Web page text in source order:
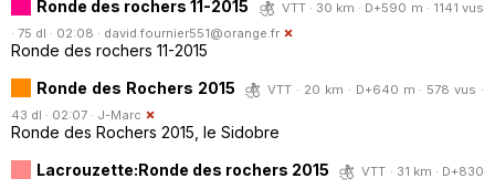
Ronde des rochers 11-2015
VTT · 30 km · D+590 m · 1141 vus
· 75 dl · 02:08 · david.fournier551@orange.fr
Ronde des rochers 11-2015
Ronde des Rochers 2015
VTT · 20 km · D+640 m · 578 vus ·
43 dl · 02:07 · J-Marc
Ronde des Rochers 2015, le Sidobre
Lacrouzette:Ronde des rochers 2015
VTT · 31 km · D+830